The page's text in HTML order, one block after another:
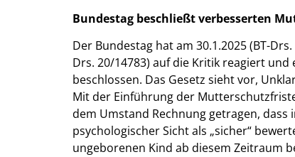
Bundestag beschließt verbesserten
Der Bundestag hat am 30.1.2025 (BT-
Drs. 20/14783) auf die Kritik reagiert
beschlossen. Das Gesetz sieht vor,
Mit der Einführung der
dem Umstand Rechnung getragen, dass
psychologischer Sicht als „sicher“
ungeborenen Kind ab diesem Zeitraum